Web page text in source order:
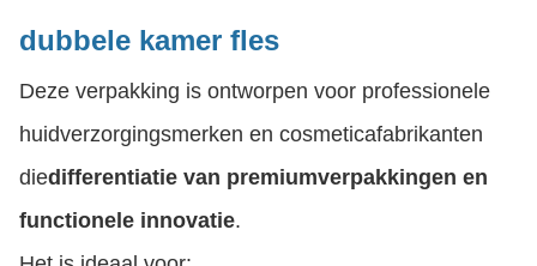
dubbele kamer fles
Deze verpakking is ontworpen voor professionele
huidverzorgingsmerken en cosmeticafabrikanten
diedifferentiatie van premiumverpakkingen en
functionele innovatie.